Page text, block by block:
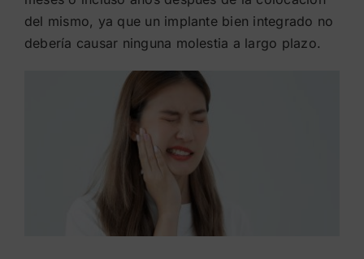
del mismo, ya que un implante bien integrado no
debería causar ninguna molestia a largo plazo.